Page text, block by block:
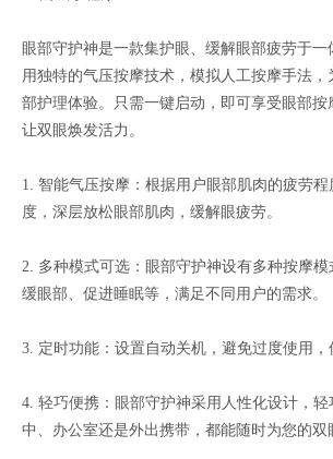
眼部守护神是一款集护眼、缓解眼部疲劳于
用独特的气压按摩技术，模拟人工按摩手法，
部护理体验。只需一键启动，即可享受眼部按
让双眼焕发活力。
1. 智能气压按摩：根据用户眼部肌肉的疲劳
度，深层放松眼部肌肉，缓解眼疲劳。
2. 多种模式可选：眼部守护神设有多种按摩
缓眼部、促进睡眠等，满足不同用户的需求。
3. 定时功能：设置自动关机，避免过度使用，
4. 轻巧便携：眼部守护神采用人性化设计，
中、办公室还是外出携带，都能随时为您的双